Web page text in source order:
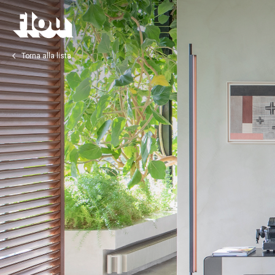
Torna alla lista